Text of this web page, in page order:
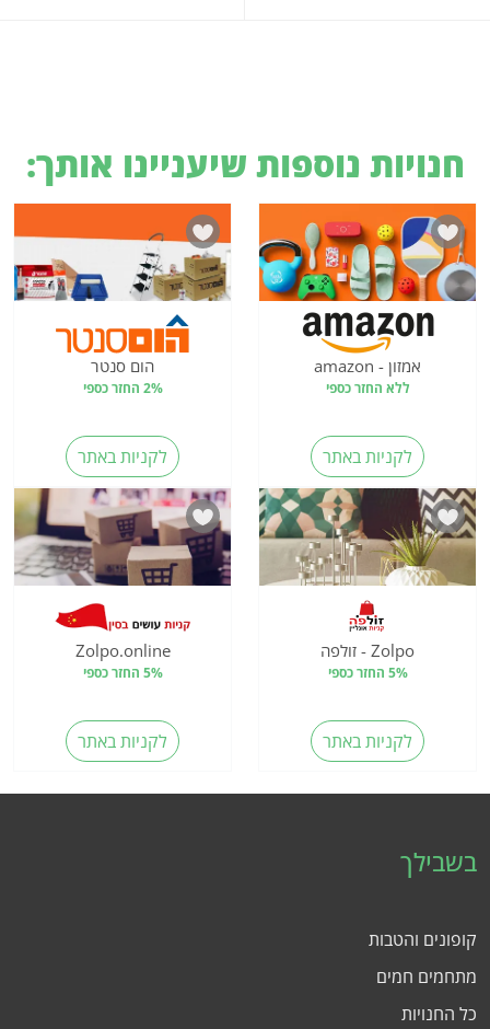
חנויות נוספות שיעניינו אותך:
אמזון - amazon
ללא החזר כספי
לקניות באתר
הום סנטר
2% החזר כספי
לקניות באתר
Zolpo - זולפה
5% החזר כספי
לקניות באתר
Zolpo.online
5% החזר כספי
לקניות באתר
בשבילך
קופונים והטבות
מתחמים חמים
כל החנויות